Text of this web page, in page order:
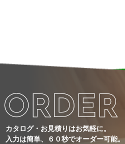
カタログ・お見積りはお気軽に。
入力は簡単、６０秒でオーダー可能。